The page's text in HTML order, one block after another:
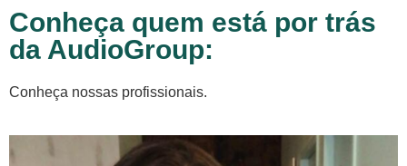
Conheça quem está por trás
da AudioGroup:
Conheça nossas profissionais.